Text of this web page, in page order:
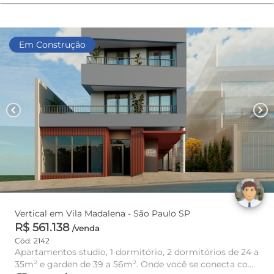
Em Construção
chevron_left chevron_right
Vertical em Vila Madalena - São Paulo SP
R$ 561.138 /venda
Cód: 2142
Apartamentos studio, 1 dormitório, 2 dormitórios de 24 a
35m² e garden de 39 a 56m². Onde você se conecta com